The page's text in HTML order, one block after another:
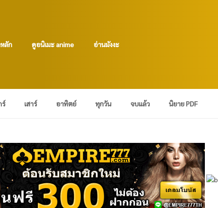
ลัก ดูอนิเมะ anime อ่านมังงะ
ร์ เสาร์ อาทิตย์ ทุกวัน จบแล้ว นิยาย PDF